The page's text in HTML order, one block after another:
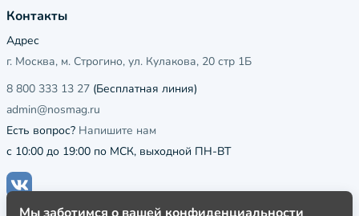
Контакты
Адрес
г. Москва, м. Строгино, ул. Кулакова, 20 стр 1Б
8 800 333 13 27 (Бесплатная линия)
admin@nosmag.ru
Есть вопрос? Напишите нам
с 10:00 до 19:00 по МСК, выходной ПН-ВТ